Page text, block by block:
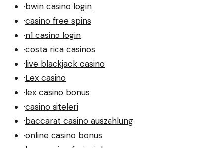
·bwin casino login
·casino free spins
·n1 casino login
·costa rica casinos
·live blackjack casino
·Lex casino
·lex casino bonus
·casino siteleri
·baccarat casino auszahlung
·online casino bonus